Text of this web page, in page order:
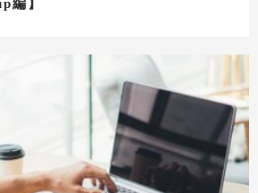
編】